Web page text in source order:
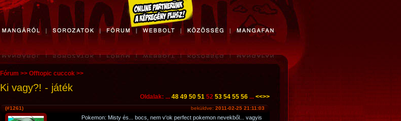
Fórum >> Offtopic cuccok >>
Ki vagy?! - játék
Oldalak: ... 48 49 50 51 52 53 54 55 56 ... <<>>
beküldve: 2011-02-25 21:11:03
(#1261)
Pokemon: Misty és... bocs, nem v'ok perfect pokemon nevekből... vagyis